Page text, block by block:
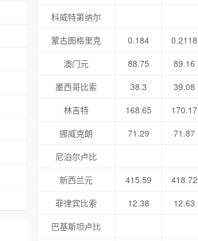
科威特第纳尔
蒙古图格里克
0.184 0.2118
澳门元
88.75 89.16
墨西哥比索
38.3 39.08
林吉特
168.65 170.17
挪威克朗
71.29 71.87
尼泊尔卢比
新西兰元
415.59 418.72
菲律宾比索
12.38 12.63
巴基斯坦卢比